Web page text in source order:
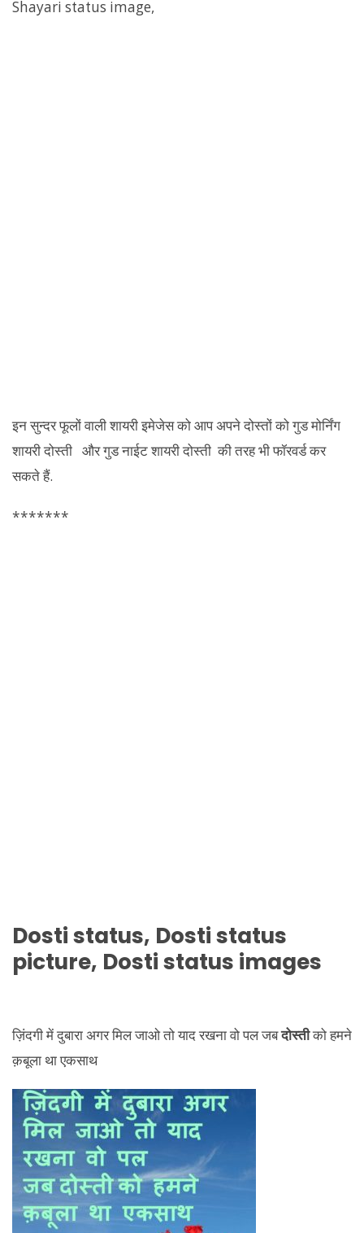
Shayari status image,
इन सुन्दर फूलों वाली शायरी इमेजेस को आप अपने दोस्तों को गुड मोर्निंग
शायरी दोस्ती और गुड नाईट शायरी दोस्ती की तरह भी फॉरवर्ड कर
सकते हैं.
*******
Dosti status, Dosti status
picture, Dosti status images
ज़िंदगी में दुबारा अगर मिल जाओ तो याद रखना वो पल जबदोस्तीको हमने
क़बूला था एकसाथ